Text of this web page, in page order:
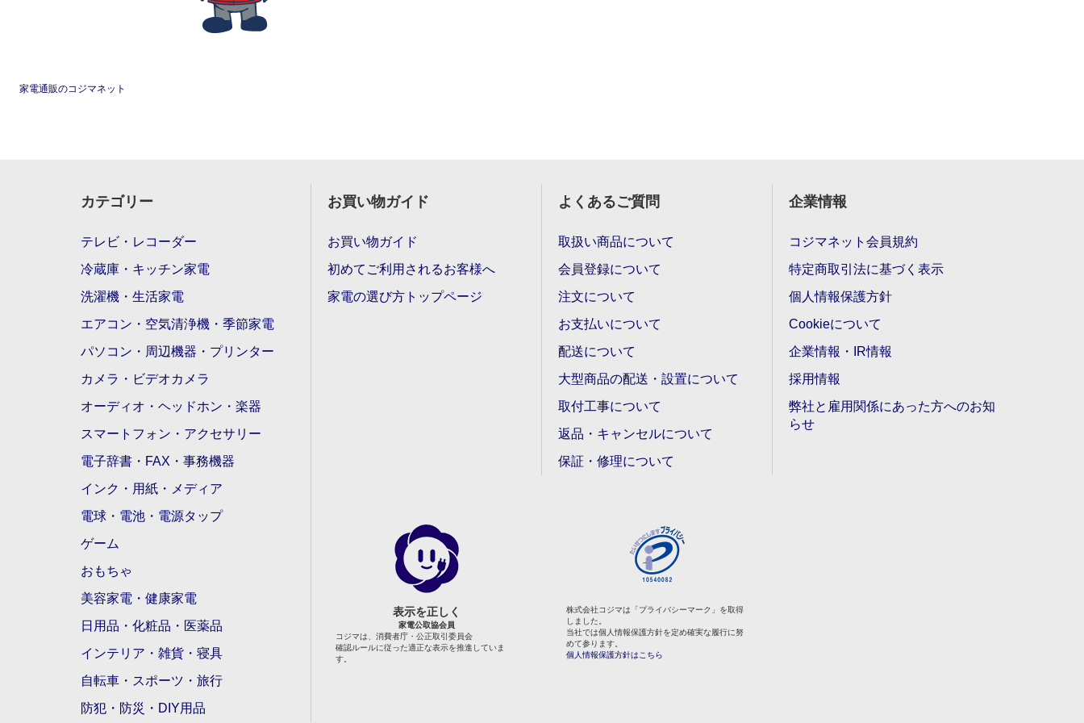
家電通販のコジマネット
カテゴリー
テレビ・レコーダー
冷蔵庫・キッチン家電
洗濯機・生活家電
エアコン・空気清浄機・季節家電
パソコン・周辺機器・プリンター
カメラ・ビデオカメラ
オーディオ・ヘッドホン・楽器
スマートフォン・アクセサリー
電子辞書・FAX・事務機器
インク・用紙・メディア
電球・電池・電源タップ
ゲーム
おもちゃ
美容家電・健康家電
日用品・化粧品・医薬品
インテリア・雑貨・寝具
自転車・スポーツ・旅行
防犯・防災・DIY用品
お買い物ガイド
お買い物ガイド
初めてご利用されるお客様へ
家電の選び方トップページ
よくあるご質問
取扱い商品について
会員登録について
注文について
お支払いについて
配送について
大型商品の配送・設置について
取付工事について
返品・キャンセルについて
保証・修理について
企業情報
コジマネット会員規約
特定商取引法に基づく表示
個人情報保護方針
Cookieについて
企業情報・IR情報
採用情報
弊社と雇用関係にあった方へのお知
らせ
表示を正しく
家電公取協会員
コジマは、消費者庁・公正取引委員会
確認ルールに従った適正な表示を推進していま
す。
株式会社コジマは「プライバシーマーク」を取得
しました。
当社では個人情報保護方針を定め確実な履行に努
めて参ります。
個人情報保護方針はこちら